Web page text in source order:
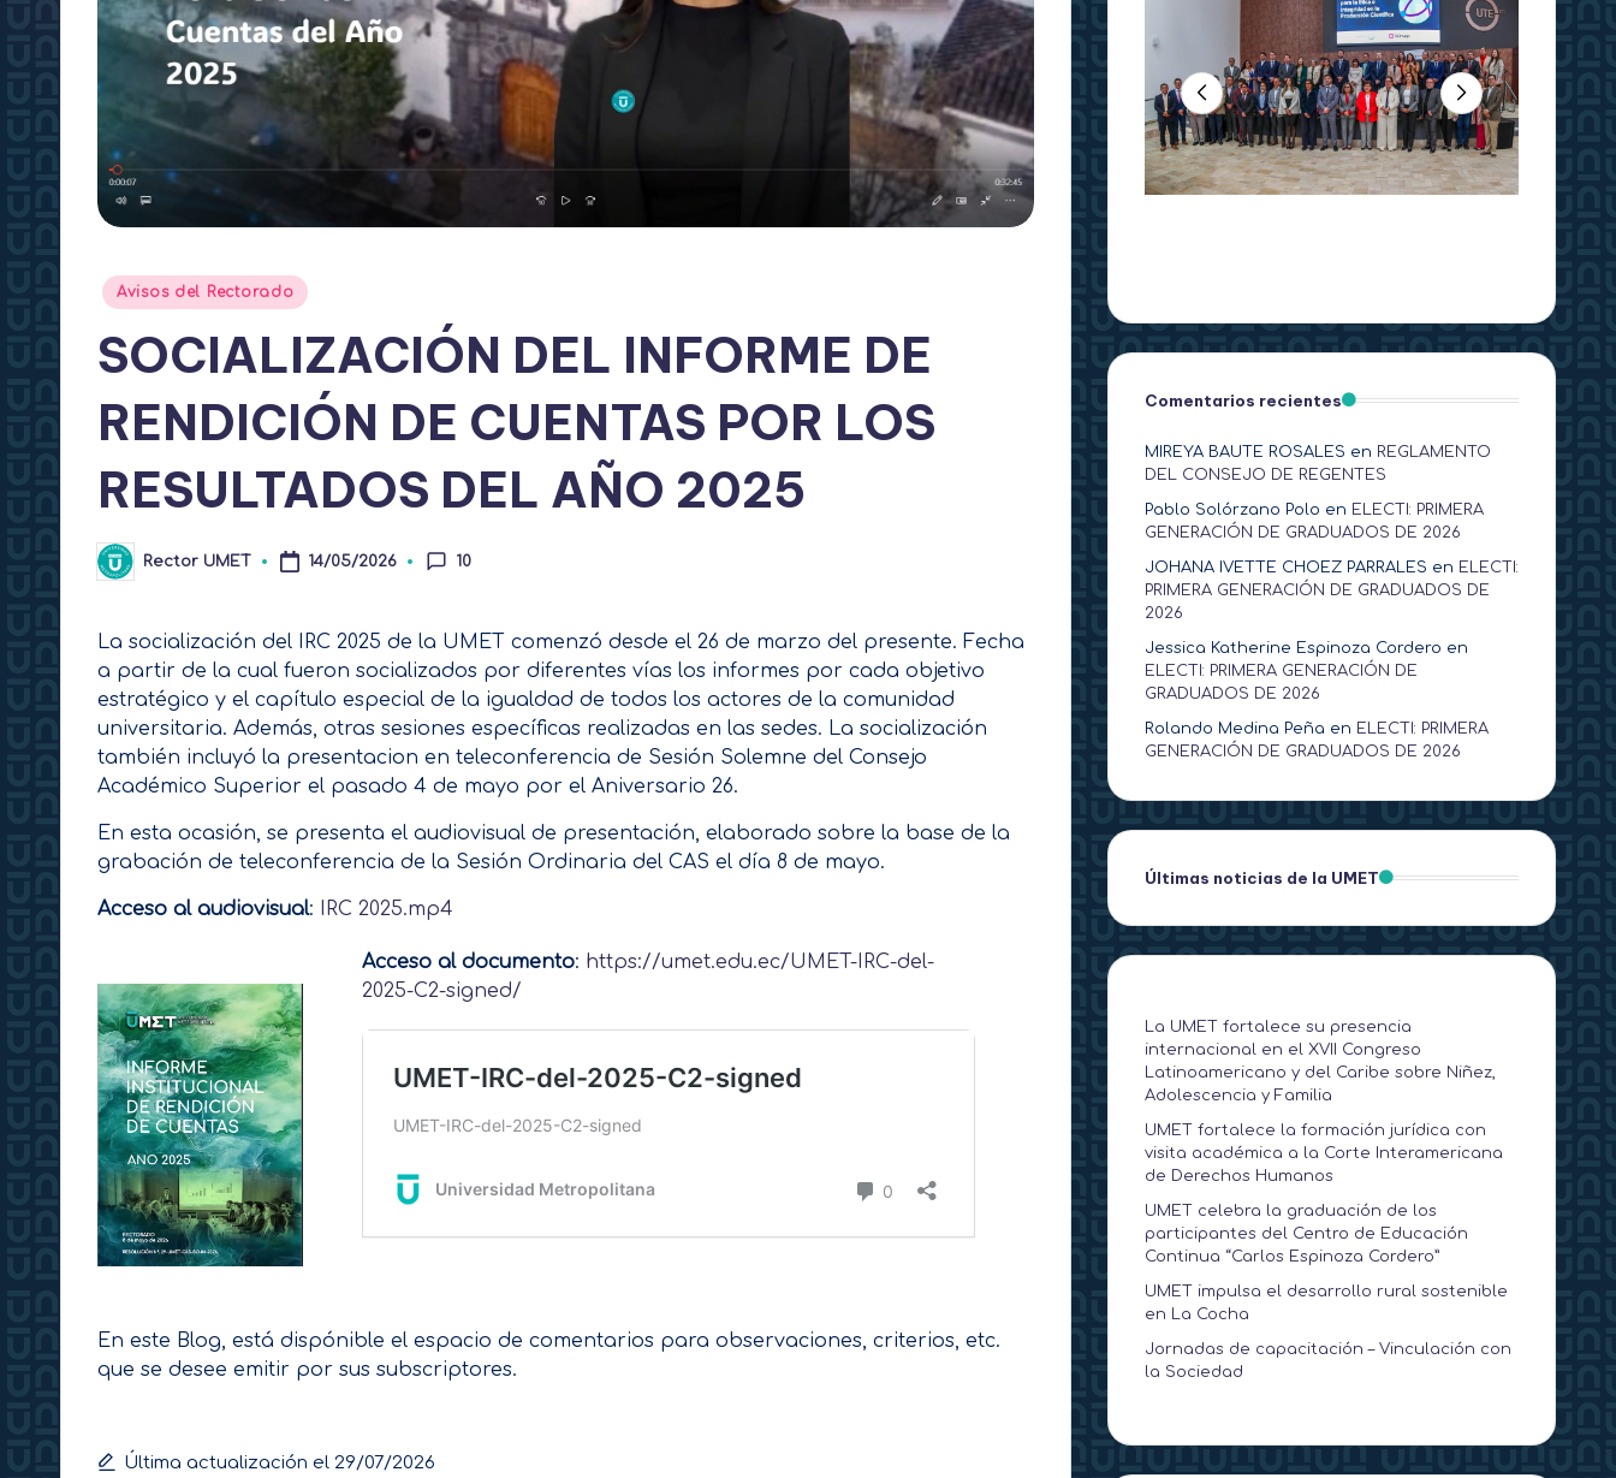
Publicado
en
Avisos del Rectorado
SOCIALIZACIÓN DEL INFORME DE
RENDICIÓN DE CUENTAS POR LOS
RESULTADOS DEL AÑO 2025
Publicado
por
Rector UMET 14/05/2026 10
La socialización del IRC 2025 de la UMET comenzó desde el 26 de marzo del presente. Fecha
a partir de la cual fueron socializados por diferentes vías los informes por cada objetivo
estratégico y el capítulo especial de la igualdad de todos los actores de la comunidad
universitaria. Además, otras sesiones específicas realizadas en las sedes. La socialización
también incluyó la presentacion en teleconferencia de Sesión Solemne del Consejo
Académico Superior el pasado 4 de mayo por el Aniversario 26.
En esta ocasión, se presenta el audiovisual de presentación, elaborado sobre la base de la
grabación de teleconferencia de la Sesión Ordinaria del CAS el día 8 de mayo.
Acceso al audiovisual: IRC 2025.mp4
Acceso al documento: https://umet.edu.ec/UMET-IRC-del-
2025-C2-signed/
En este Blog, está dispónible el espacio de comentarios para observaciones, criterios, etc.
que se desee emitir por sus subscriptores.
Última actualización el 29/07/2026
Comentarios recientes
MIREYA BAUTE ROSALES en REGLAMENTO
DEL CONSEJO DE REGENTES
Pablo Solórzano Polo en ELECTI: PRIMERA
GENERACIÓN DE GRADUADOS DE 2026
JOHANA IVETTE CHOEZ PARRALES en ELECTI:
PRIMERA GENERACIÓN DE GRADUADOS DE
2026
Jessica Katherine Espinoza Cordero en
ELECTI: PRIMERA GENERACIÓN DE
GRADUADOS DE 2026
Rolando Medina Peña en ELECTI: PRIMERA
GENERACIÓN DE GRADUADOS DE 2026
Últimas noticias de la UMET
La UMET fortalece su presencia
internacional en el XVII Congreso
Latinoamericano y del Caribe sobre Niñez,
Adolescencia y Familia
UMET fortalece la formación jurídica con
visita académica a la Corte Interamericana
de Derechos Humanos
UMET celebra la graduación de los
participantes del Centro de Educación
Continua “Carlos Espinoza Cordero”
UMET impulsa el desarrollo rural sostenible
en La Cocha
Jornadas de capacitación – Vinculación con
la Sociedad